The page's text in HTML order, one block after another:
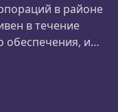
Containers
в районе
в течение
обеспечения, и
на Udemy,